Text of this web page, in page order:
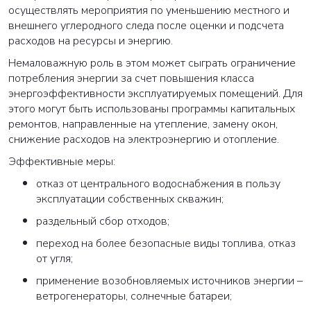
осуществлять мероприятия по уменьшению местного и
внешнего углеродного следа после оценки и подсчета
расходов на ресурсы и энергию.
Немаловажную роль в этом может сыграть ограничение
потребления энергии за счет повышения класса
энергоэффективности эксплуатируемых помещений. Для
этого могут быть использованы программы капитальных
ремонтов, направленные на утепление, замену окон,
снижение расходов на электроэнергию и отопление.
Эффективные меры:
отказ от центрального водоснабжения в пользу
эксплуатации собственных скважин;
раздельный сбор отходов;
переход на более безопасные виды топлива, отказ
от угля;
применение возобновляемых источников энергии –
ветрогенераторы, солнечные батареи;